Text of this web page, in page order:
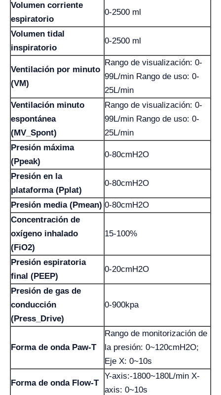
Volumen corriente
espiratorio
0-2500 ml
Volumen tidal
inspiratorio
0-2500 ml
Ventilación por minuto
(VM)
Rango de visualización: 0-
99L/min Rango de uso: 0-
25L/min
Ventilación minuto
espontánea
(MV_Spont)
Rango de visualización: 0-
99L/min Rango de uso: 0-
25L/min
Presión máxima
(Ppeak)
0-80cmH2O
Presión en la
plataforma (Pplat)
0-80cmH2O
Presión media (Pmean) 0-80cmH2O
Concentración de
oxígeno inhalado
(FiO2)
15-100%
Presión espiratoria
final (PEEP)
0-20cmH2O
Presión de gas de
conducción
(Press_Drive)
0-900kpa
Forma de onda Paw-T
Rango de monitorización de
la presión: 0~120cmH2O;
Eje X: 0~10s
Forma de onda Flow-T
Y-axis:-1800~180L/min X-
axis: 0~10s